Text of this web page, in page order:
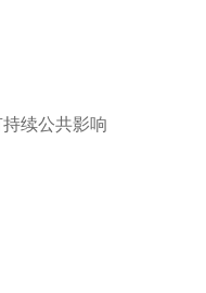
续公共影响